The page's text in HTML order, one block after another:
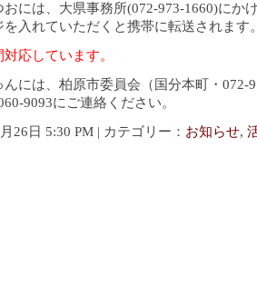
おには、大県事務所(072-973-1660)にか
を入れていただくと携帯に転送されます
対応しています。
んには、柏原市委員会（国分本町・072-
9093にご連絡ください。
26日 5:30 PM | カテゴリー： お知らせ,